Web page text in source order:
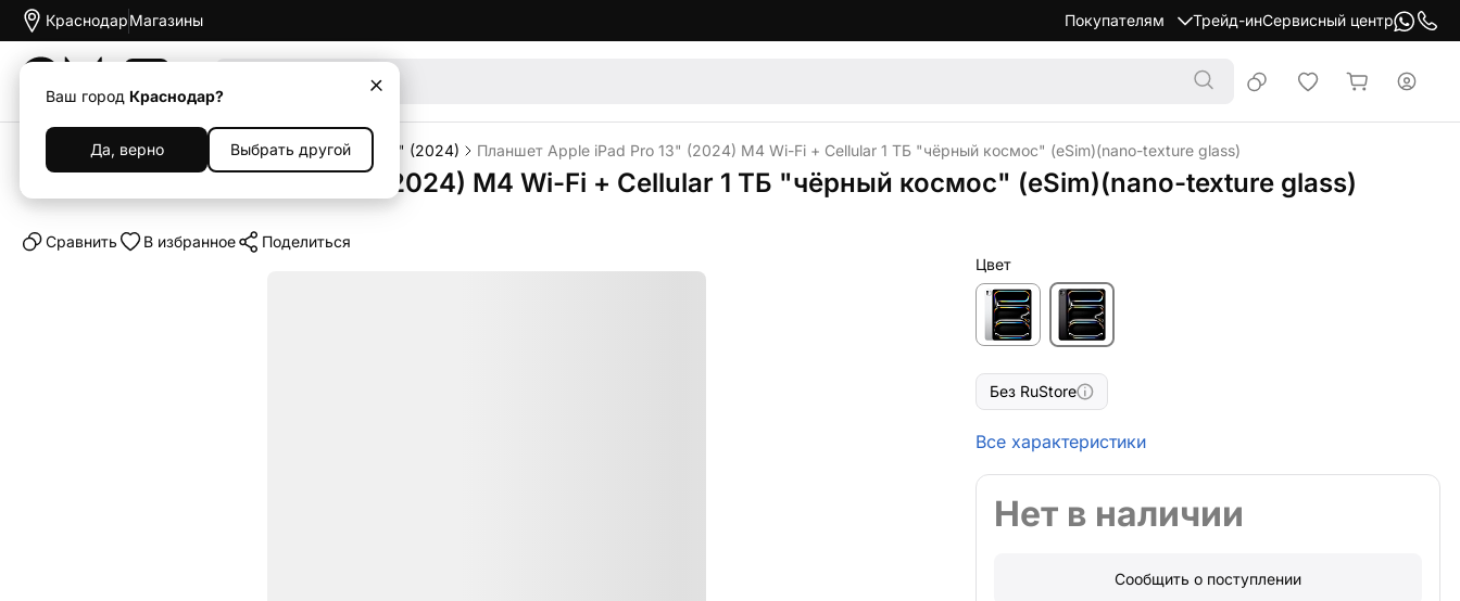
Краснодар
Ваш город Краснодар?
Да, верно Выбрать другой
Магазины Покупателям Трейд-инСервисный центр
Каталог Планшеты iPad iPad Pro 13" (2024) Планшет Apple iPad Pro 13" (2024) M4 Wi-Fi + Cellular 1 ТБ "чёрный космос" (eSim)(nano-texture glass)
Планшет Apple iPad Pro 13" (2024) M4 Wi-Fi + Cellular 1 ТБ "чёрный космос" (eSim)(nano-texture glass)
Cравнить В избранное Поделиться
Цвет
Без RuStore
Все характеристики
Нет в наличии
Сообщить о поступлении